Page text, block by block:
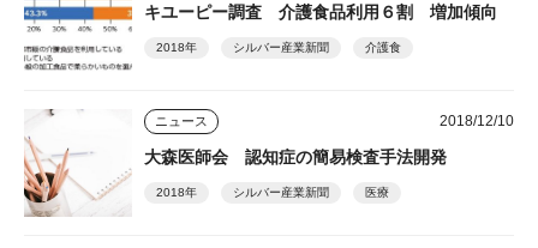
キユーピー調査 介護食品利用６割 増加傾向
2018年 シルバー産業新聞 介護食
ニュース 2018/12/10
大森医師会 認知症の簡易検査手法開発
2018年 シルバー産業新聞 医療